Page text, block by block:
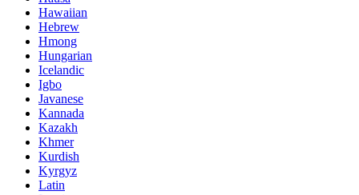
Hawaiian
Hebrew
Hmong
Hungarian
Icelandic
Igbo
Javanese
Kannada
Kazakh
Khmer
Kurdish
Kyrgyz
Latin